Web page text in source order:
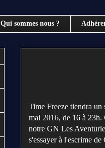
Qui sommes nous ?
Time Freeze tiendra
mai 2016, de 16 à 23h.
notre GN Les
s'essayer à l'escrime